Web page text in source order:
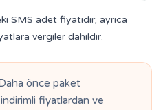
SMS adet fiyatıdır; ayrıca
vergiler dahildir.
önce paket
indirimli fiyatlardan ve